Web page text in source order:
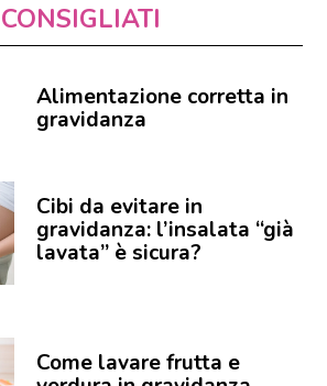
CONSIGLIATI
Alimentazione corretta in
gravidanza
Cibi da evitare in
gravidanza: l’insalata “già
lavata” è sicura?
Come lavare frutta e